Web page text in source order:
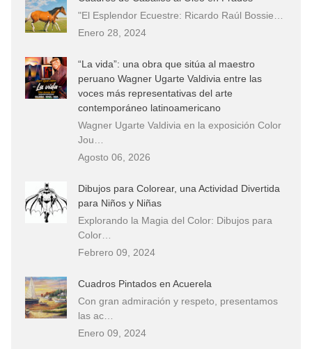
"El Esplendor Ecuestre: Ricardo Raúl Bossie…
Enero 28, 2024
“La vida”: una obra que sitúa al maestro
peruano Wagner Ugarte Valdivia entre las
voces más representativas del arte
contemporáneo latinoamericano
Wagner Ugarte Valdivia en la exposición Color
Jou…
Agosto 06, 2026
Dibujos para Colorear, una Actividad Divertida
para Niños y Niñas
Explorando la Magia del Color: Dibujos para
Color…
Febrero 09, 2024
Cuadros Pintados en Acuerela
Con gran admiración y respeto, presentamos
las ac…
Enero 09, 2024